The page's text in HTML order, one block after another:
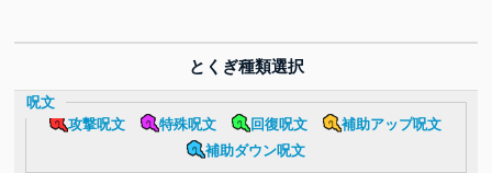
とくぎ種類選択
呪文
攻撃呪文
特殊呪文 回復呪文
補助アップ呪文
補助ダウン呪文